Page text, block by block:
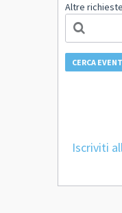
Altre
CERCA
Iscriviti